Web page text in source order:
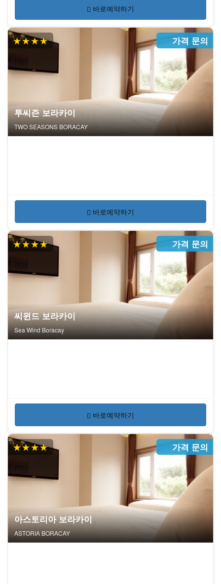
바로예약하기
★★★★ 가격 문의
투씨즌 보라카이
TWO SEASONS BORACAY
바로예약하기
★★★★ 가격 문의
씨윈드 보라카이
Sea Wind Boracay
바로예약하기
★★★★ 가격 문의
아스토리아 보라카이
ASTORIA BORACAY